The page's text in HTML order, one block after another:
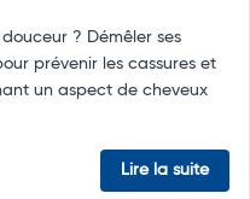
? Démêler ses
prévenir les cassures et
un aspect de cheveux
Lire la suite